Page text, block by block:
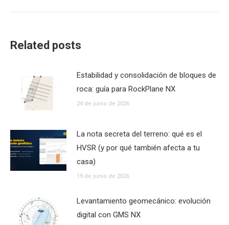
Related posts
Estabilidad y consolidación de bloques de
roca: guía para RockPlane NX
24 de junio de 2026
La nota secreta del terreno: qué es el
HVSR (y por qué también afecta a tu
casa)
19 de junio de 2026
Levantamiento geomecánico: evolución
digital con GMS NX